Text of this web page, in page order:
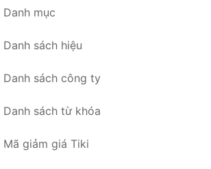
Danh mục
Danh sách hiệu
Danh sách công ty
Danh sách từ khóa
Mã giảm giá Tiki